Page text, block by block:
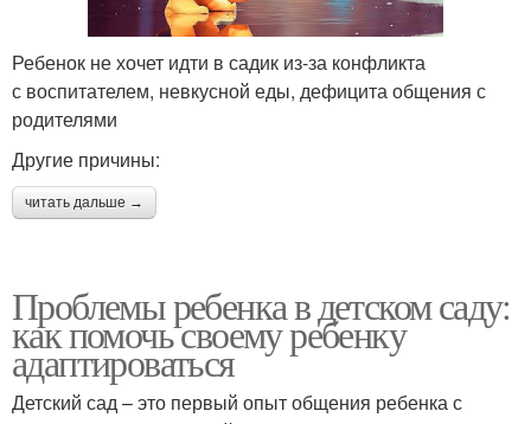
Ребенок не хочет идти в садик из-за конфликта
с воспитателем, невкусной еды, дефицита общения с
родителями
Другие причины:
читать дальше →
Проблемы ребенка в детском саду:
как помочь своему ребенку
адаптироваться
Детский сад – это первый опыт общения ребенка с